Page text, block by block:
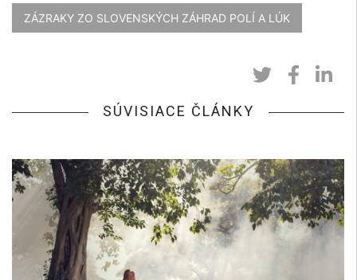
ZÁZRAKY ZO SLOVENSKÝCH ZÁHRAD POLÍ A LÚK
SÚVISIACE ČLÁNKY